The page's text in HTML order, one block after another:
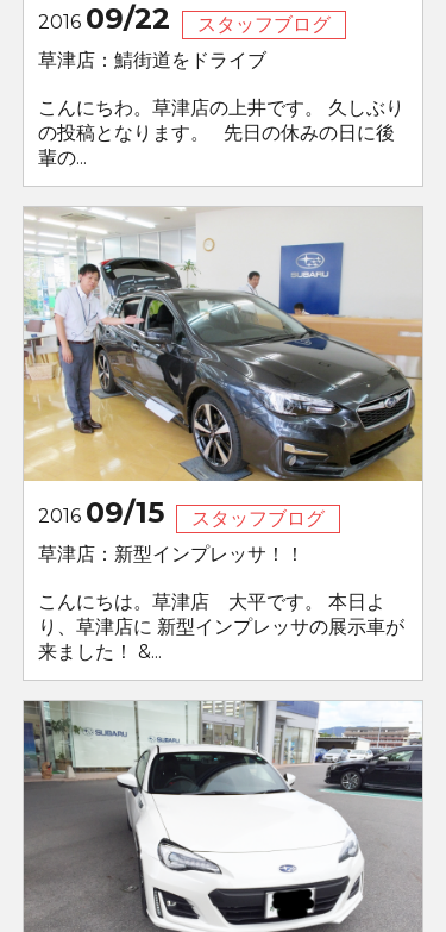
2016 09/22
スタッフブログ
草津店：鯖街道をドライブ
こんにちわ。草津店の上井です。 久しぶり
の投稿となります。 先日の休みの日に後
輩の...
2016 09/15
スタッフブログ
草津店：新型インプレッサ！！
こんにちは。草津店 大平です。 本日よ
り、草津店に 新型インプレッサの展示車が
来ました！ &...